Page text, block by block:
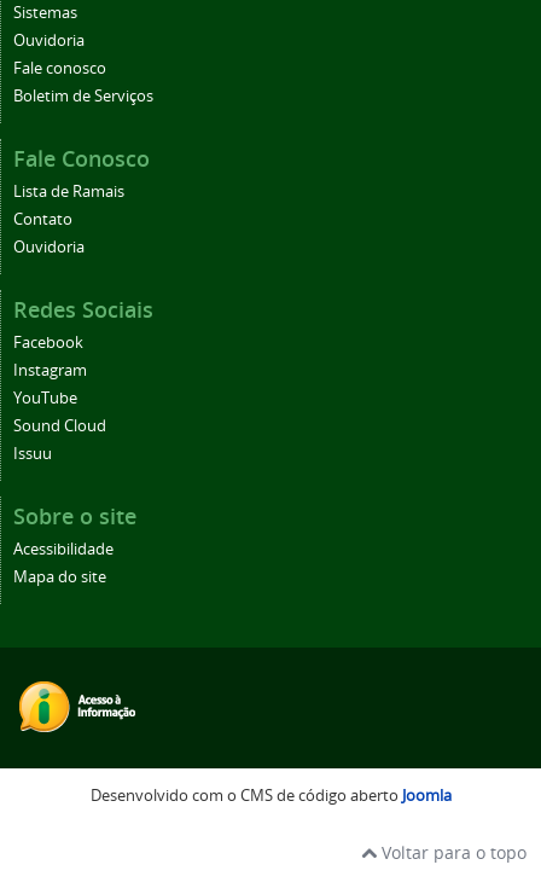
Sistemas
Ouvidoria
Fale conosco
Boletim de Serviços
Fale Conosco
Lista de Ramais
Contato
Ouvidoria
Redes Sociais
Facebook
Instagram
YouTube
Sound Cloud
Issuu
Sobre o site
Acessibilidade
Mapa do site
Desenvolvido com o CMS de código aberto Joomla
Voltar para o topo